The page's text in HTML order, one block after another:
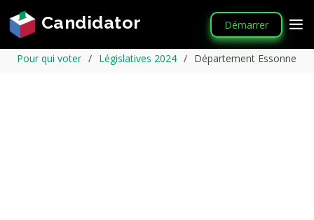
Candidator Démarrer
Pour qui voter Législatives 2024 Département Essonne